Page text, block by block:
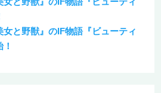
と野獣』のIF物語『ビューティ